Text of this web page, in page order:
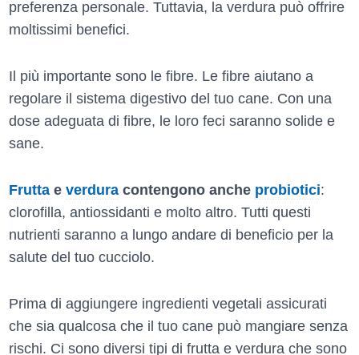
preferenza personale. Tuttavia, la verdura può offrire
moltissimi benefici.
Il più importante sono le fibre. Le fibre aiutano a
regolare il sistema digestivo del tuo cane. Con una
dose adeguata di fibre, le loro feci saranno solide e
sane.
Frutta e verdura contengono anche probiotici:
clorofilla, antiossidanti e molto altro. Tutti questi
nutrienti saranno a lungo andare di beneficio per la
salute del tuo cucciolo.
Prima di aggiungere ingredienti vegetali assicurati
che sia qualcosa che il tuo cane può mangiare senza
rischi. Ci sono diversi tipi di frutta e verdura che sono